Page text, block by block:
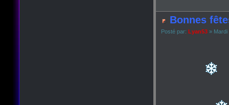
Bonnes
Posté par: Lyan53 » Mardi